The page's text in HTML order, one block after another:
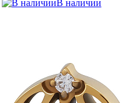
В наличии